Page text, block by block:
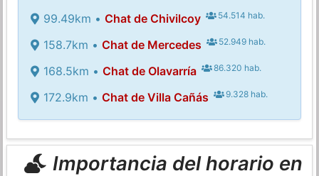
99.49km • Chat de Chivilcoy 54.514 hab.
158.7km • Chat de Mercedes 52.949 hab.
168.5km • Chat de Olavarría 86.320 hab.
172.9km • Chat de Villa Cañás 9.328 hab.
Importancia del horario en